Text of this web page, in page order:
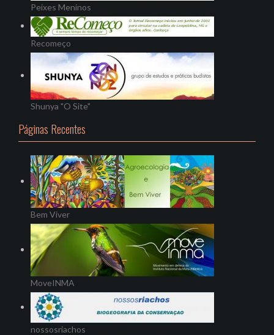
Peixes Meninos
Recomeço
Shunya "O Site"
Páginas Recentes
Bem Viver
MoveINMA
nossosriachos